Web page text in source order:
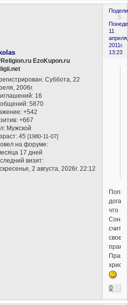
5
11
апреля,
2011г.
13:23
EzoKupon.ru
: Суббота, 22
2006г.
16
5870
+542
+667
Мужской
45[1980-11-07]
на форуме:
17 дней
визит:
2 августа, 2026г. 22:12
что
Соня
своей
0